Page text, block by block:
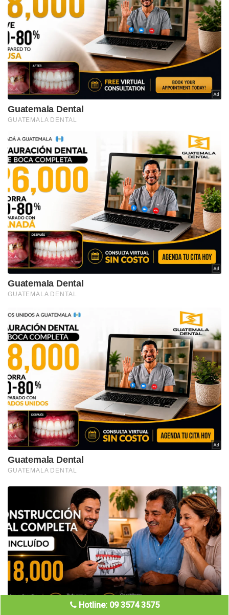
Hotline: 09 3574 3575